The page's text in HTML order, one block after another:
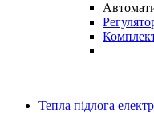
Тепла підлога